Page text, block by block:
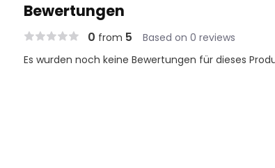
Bewertungen
0 from 5 Based on 0 reviews
Es wurden noch keine Bewertungen für dieses